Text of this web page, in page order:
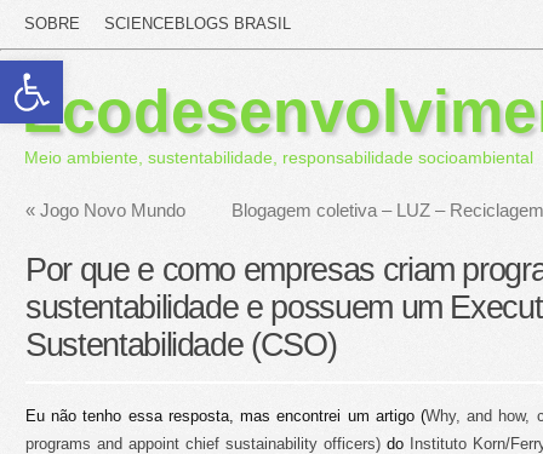
Abrir a barra de ferramentas
SOBRE SCIENCEBLOGS BRASIL
Meio ambiente, sustentabilidade, responsabilidade socioambiental
« Jogo Novo Mundo Blogagem coletiva – LUZ –
Por que e como empresas criam
sustentabilidade e possuem um
Sustentabilidade (CSO)
Eu não tenho essa resposta, mas encontrei um artigo (Why, and how,
programs and appoint chief sustainability officers) do Instituto Korn/